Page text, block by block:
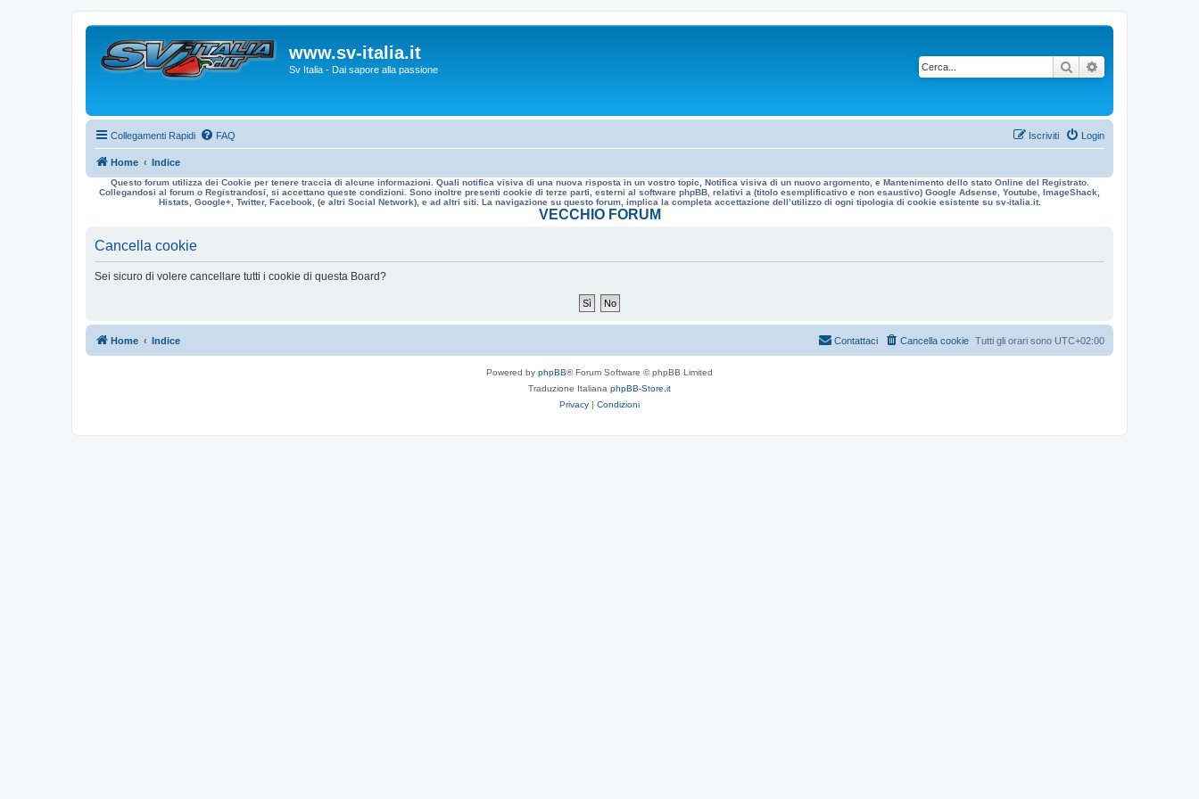
www.sv-italia.it
Sv Italia - Dai sapore alla passione Cerca
Collegamenti Rapidi FAQ Login
Iscriviti
Home Indice
Questo forum utilizza dei Cookie per tenere traccia di alcune informazioni. Quali notifica visiva di una nuova risposta in un vostro topic, Notifica visiva di un nuovo argomento, e Mantenimento dello stato Online del Registrato.
Collegandosi al forum o Registrandosi, si accettano queste condizioni. Sono inoltre presenti cookie di terze parti, esterni al software phpBB, relativi a (titolo esemplificativo e non esaustivo) Google Adsense, Youtube, ImageShack,
Histats, Google+, Twitter, Facebook, (e altri Social Network), e ad altri siti. La navigazione su questo forum, implica la completa accettazione dell’utilizzo di ogni tipologia di cookie esistente su sv-italia.it.
VECCHIO FORUM
Cancella cookie
Sei sicuro di volere cancellare tutti i cookie di questa Board?
Home Indice Tutti gli orari sono UTC+02:00
Cancella cookie
Contattaci
Powered by phpBB® Forum Software © phpBB Limited
Traduzione Italiana phpBB-Store.it
Privacy | Condizioni